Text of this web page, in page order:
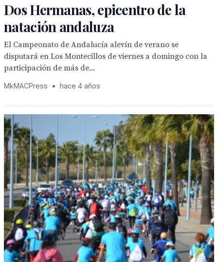
Dos Hermanas, epicentro de la
natación andaluza
El Campeonato de Andalucía alevín de verano se
disputará en Los Montecillos de viernes a domingo con la
participación de más de...
MkMACPress • hace 4 años